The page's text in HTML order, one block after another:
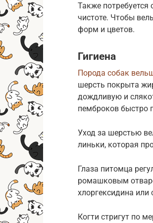
Также потребуется
чистоте. Чтобы
форм и цветов.
Гигиена
Порода собак
шерсть покрыта
дождливую и
пемброков быстро
Уход за шерстью
линьки, которая
Глаза питомца
ромашковым
хлоргексидина или
Когти стригут по